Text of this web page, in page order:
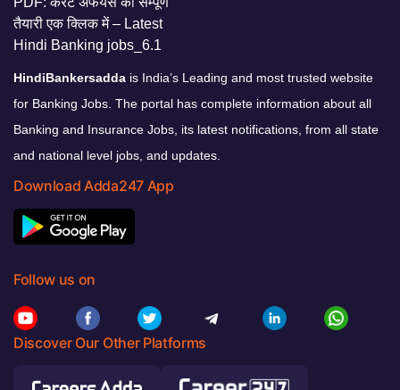
HindiBankersadda is India’s Leading and most trusted website
for Banking Jobs. The portal has complete information about all
Banking and Insurance Jobs, its latest notifications, from all state
and national level jobs, and updates.
Download Adda247 App
Follow us on
Discover Our Other Platforms